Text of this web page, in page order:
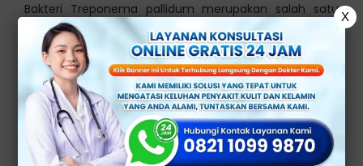
Bakteri Treponema pallidum merupakan salah satu
jenis bakteri yang bisa menyebabkan penyakit ini. Dan
memiliki tanda awalnya yaitu luka sekitar kelamin
tanpa adanya rasa sakit.
Luka yang muncul selain pada area genital bisa juga
terjadi pada rektal dan mulut. Bila tidak segera
mendapatkan pengobatan maka akibatnya akan
timbul komplikasi yang berbahaya.
X